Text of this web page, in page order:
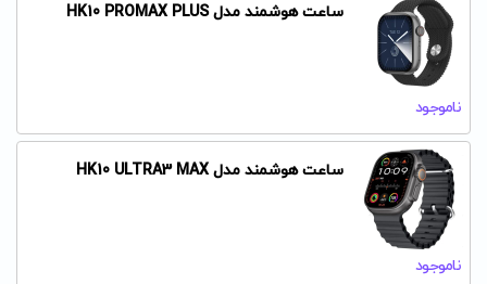
ساعت هوشمند مدل HK10 PROMAX PLUS
ناموجود
ساعت هوشمند مدل HK10 ULTRA3 MAX
ناموجود